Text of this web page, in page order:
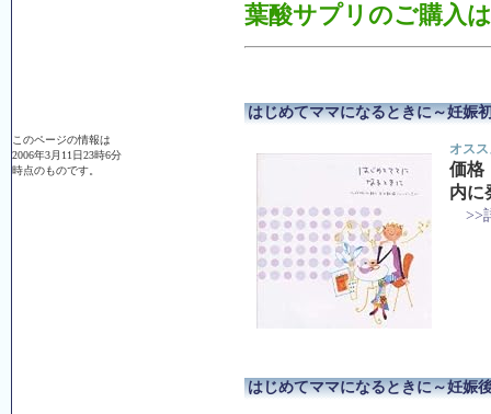
葉酸サプリのご購入
はじめてママになるときに～妊娠
オス
価格
内に
>>
はじめてママになるときに～妊娠
このページの情報は
2006年3月11日23時6分
時点のものです。